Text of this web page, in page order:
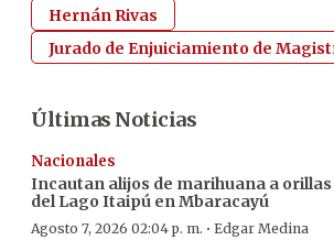
Hernán Rivas
Jurado de Enjuiciamiento de
Últimas Noticias
Nacionales
Incautan alijos de marihuana a orillas
del Lago Itaipú en Mbaracayú
Agosto 7, 2026 02:04 p. m. · Edgar Medina